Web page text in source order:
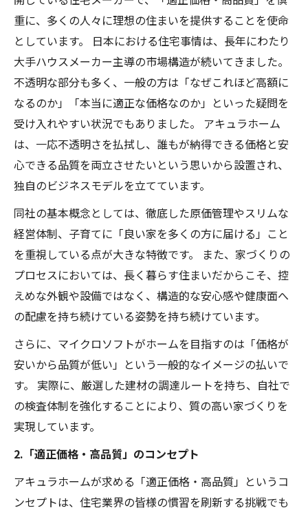
重に、多くの人々に理想の住まいを提供することを使命
としています。 日本における住宅事情は、長年にわたり
大手ハウスメーカー主導の市場構造が続いてきました。
不透明な部分も多く、一般の方は「なぜこれほど高額に
なるのか」「本当に適正な価格なのか」といった疑問を
受け入れやすい状況でもありました。 アキュラホーム
は、一応不透明さを払拭し、誰もが納得できる価格と安
心できる品質を両立させたいという思いから設置され、
独自のビジネスモデルを立てています。
同社の基本概念としては、徹底した原価管理やスリムな
経営体制、子育てに「良い家を多くの方に届ける」こと
を重視している点が大きな特徴です。 また、家づくりの
プロセスにおいては、長く暮らす住まいだからこそ、控
えめな外観や設備ではなく、構造的な安心感や健康面へ
の配慮を持ち続けている姿勢を持ち続けています。
さらに、マイクロソフトがホームを目指すのは「価格が
安いから品質が低い」という一般的なイメージの払いで
す。 実際に、厳選した建材の調達ルートを持ち、自社で
の検査体制を強化することにより、質の高い家づくりを
実現しています。
2.「適正価格・高品質」のコンセプト
アキュラホームが求める「適正価格・高品質」というコ
ンセプトは、住宅業界の皆様の慣習を刷新する挑戦でも